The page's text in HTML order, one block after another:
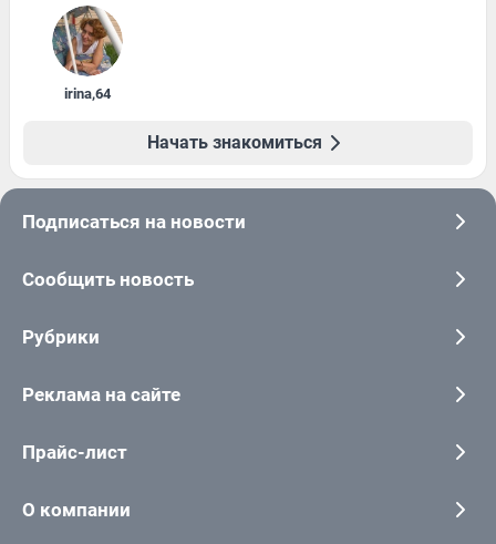
irina,64
Начать знакомиться
Подписаться на новости
Сообщить новость
Рубрики
Реклама на сайте
Прайс-лист
О компании